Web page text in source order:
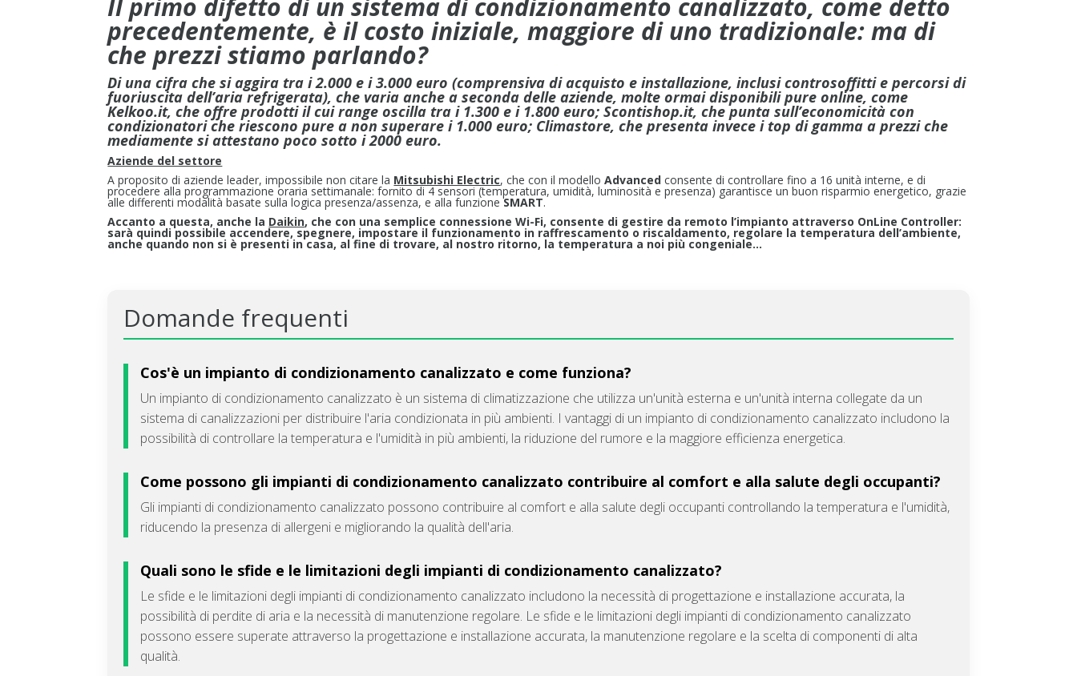
precedentemente, è il costo iniziale, maggiore di uno tradizionale: ma di
che prezzi stiamo parlando?
Di una cifra che si aggira tra i 2.000 e i 3.000 euro (comprensiva di acquisto e installazione, inclusi controsoffitti e percorsi di
fuoriuscita dell’aria refrigerata), che varia anche a seconda delle aziende, molte ormai disponibili pure online, come
Kelkoo.it, che offre prodotti il cui range oscilla tra i 1.300 e i 1.800 euro; Scontishop.it, che punta sull’economicità con
condizionatori che riescono pure a non superare i 1.000 euro; Climastore, che presenta invece i top di gamma a prezzi che
mediamente si attestano poco sotto i 2000 euro.
Aziende del settore
A proposito di aziende leader, impossibile non citare la Mitsubishi Electric, che con il modelloAdvanced consente di controllare fino a 16 unità interne, e di
procedere alla programmazione oraria settimanale: fornito di 4 sensori (temperatura, umidità, luminosità e presenza) garantisce un buon risparmio energetico, grazie
alle differenti modalità basate sulla logica presenza/assenza, e alla funzioneSMART.
Accanto a questa, anche la Daikin, che con una semplice connessione Wi-Fi, consente di gestire da remoto l’impianto attraverso OnLine Controller:
sarà quindi possibile accendere, spegnere, impostare il funzionamento in raffrescamento o riscaldamento, regolare la temperatura dell’ambiente,
anche quando non si è presenti in casa, al fine di trovare, al nostro ritorno, la temperatura a noi più congeniale…
Domande frequenti
Cos'è un impianto di condizionamento canalizzato e come funziona?
Un impianto di condizionamento canalizzato è un sistema di climatizzazione che utilizza un'unità esterna e un'unità interna collegate da un
sistema di canalizzazioni per distribuire l'aria condizionata in più ambienti. I vantaggi di un impianto di condizionamento canalizzato includono la
possibilità di controllare la temperatura e l'umidità in più ambienti, la riduzione del rumore e la maggiore efficienza energetica.
Come possono gli impianti di condizionamento canalizzato contribuire al comfort e alla salute degli occupanti?
Gli impianti di condizionamento canalizzato possono contribuire al comfort e alla salute degli occupanti controllando la temperatura e l'umidità,
riducendo la presenza di allergeni e migliorando la qualità dell'aria.
Quali sono le sfide e le limitazioni degli impianti di condizionamento canalizzato?
Le sfide e le limitazioni degli impianti di condizionamento canalizzato includono la necessità di progettazione e installazione accurata, la
possibilità di perdite di aria e la necessità di manutenzione regolare. Le sfide e le limitazioni degli impianti di condizionamento canalizzato
possono essere superate attraverso la progettazione e installazione accurata, la manutenzione regolare e la scelta di componenti di alta
qualità.